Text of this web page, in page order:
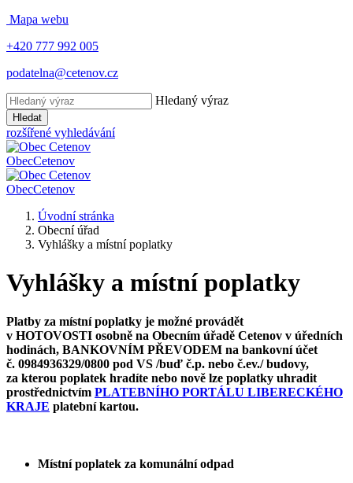
Mapa webu
+420 777 992 005
podatelna@cetenov.cz
Hledaný výraz
Hledat
rozšířené vyhledávání
ObecCetenov
ObecCetenov
Úvodní stránka
Obecní úřad
Vyhlášky a místní poplatky
Vyhlášky a místní poplatky
Platby za místní poplatky je možné provádět
v HOTOVOSTI osobně na Obecním úřadě Cetenov v úředních
hodinách, BANKOVNÍM PŘEVODEM na bankovní účet
č. 0984936329/0800 pod VS /buď č.p. nebo č.ev./ budovy,
za kterou poplatek hradíte nebo nově lze poplatky uhradit
prostřednictvím PLATEBNÍHO PORTÁLU LIBERECKÉHO
KRAJE platební kartou.
Místní poplatek za komunální odpad